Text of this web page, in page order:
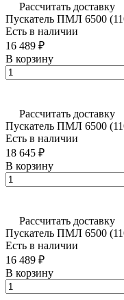
Рассчитать доставку
Пускатель ПМЛ 6500
Есть в наличии
16 489 ₽
В корзину
Рассчитать доставку
Пускатель ПМЛ 6500
Есть в наличии
18 645 ₽
В корзину
Рассчитать доставку
Пускатель ПМЛ 6500
Есть в наличии
16 489 ₽
В корзину